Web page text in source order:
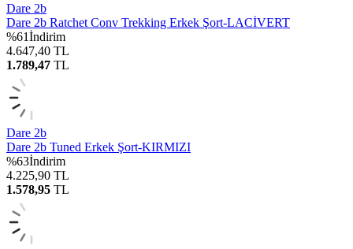
Dare 2b
Dare 2b Ratchet Conv Trekking Erkek Şort-LACİVERT
%61İndirim
4.647,40 TL
1.789,47 TL
Dare 2b
Dare 2b Tuned Erkek Şort-KIRMIZI
%63İndirim
4.225,90 TL
1.578,95 TL